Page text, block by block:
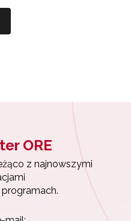
ORE
z najnowszymi
z najnowszymi